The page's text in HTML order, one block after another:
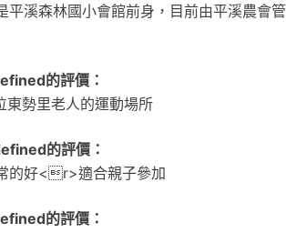
平溪森林國小會館前身，目前由平溪農會
的評價：
勢里老人的運動場所
的評價：
的好<r>適合親子參加
的評價：